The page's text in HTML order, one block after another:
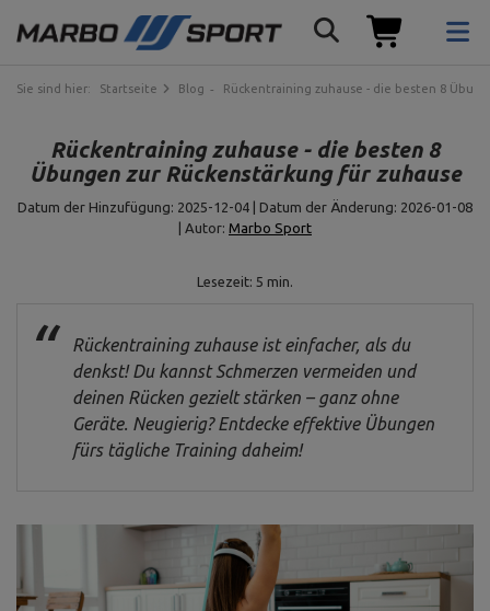
Sie sind hier: Startseite Blog Rückentraining zuhause - die besten 8
Rückentraining zuhause - die besten 8
Übungen zur Rückenstärkung für zuhause
Datum der Hinzufügung: 2025-12-04 | Datum der Änderung: 2026-01-08
| Autor: Marbo Sport
Lesezeit: 5 min.
Rückentraining zuhause ist einfacher, als du
denkst! Du kannst Schmerzen vermeiden und
deinen Rücken gezielt stärken – ganz ohne
Geräte. Neugierig? Entdecke effektive Übungen
fürs tägliche Training daheim!